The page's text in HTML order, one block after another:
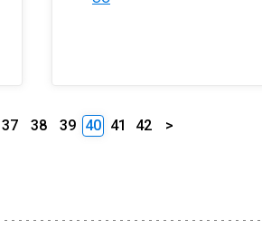
37 38 39 40 41 42 >